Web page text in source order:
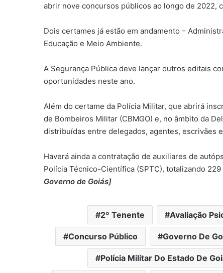
abrir nove concursos públicos ao longo de 2022,
Dois certames já estão em andamento –
Educação e Meio Ambiente.
A Segurança Pública deve lançar outros editais
oportunidades neste ano.
Além do certame da Polícia Militar, que abrirá
de Bombeiros Militar (CBMGO) e, no âmbito da
distribuídas entre delegados, agentes, escrivães
Haverá ainda a contratação de auxiliares de
Polícia Técnico-Científica (SPTC), totalizando 229
Governo de Goiás]
2º Tenente Avaliação
Concurso Público Governo De
Polícia Militar Do Estado De